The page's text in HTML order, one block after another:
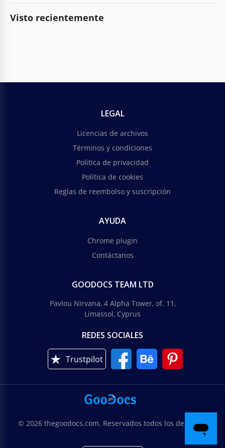
Visto recientemente
LEGAL
Licencias de archivos
Términos y condiciones
Política de privacidad
Política de cookies
Reglas de reembolso y suscripción
AYUDA
Chrome plugin
Contáctanos
GOODOCS TEAM LTD
Pavlou Nirvana, 4 Alpha Tower, of. 11,
Limassol, Cyprus
REDES SOCIALES
Trustpilot
© 2026 thegoodocs.com. Reservados todos los derechos